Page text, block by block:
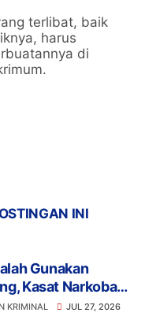
terlibat, baik
harus
di
INI
Gunakan
Kasat Narkoba
dan 6
KRIMINAL JUL 27, 2026